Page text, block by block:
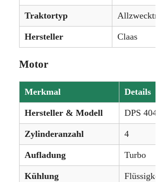
Traktortyp
Hersteller Claas
Motor
Merkmal Details
Hersteller & Modell DPS
Zylinderanzahl 4
Aufladung Turbo
Kühlung